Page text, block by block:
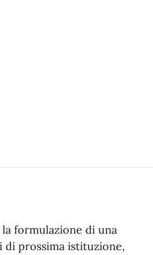
formulazione di una
di prossima istituzione,